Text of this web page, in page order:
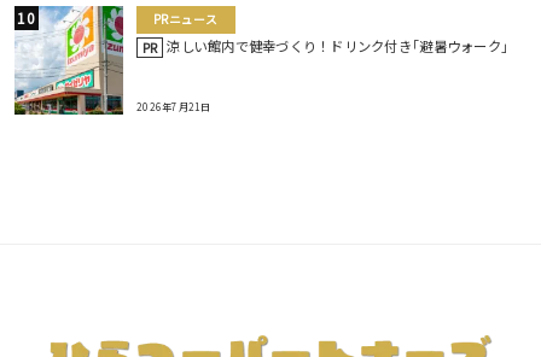
PRニュース
PR 涼しい館内で健幸づくり！ドリンク付き｢避暑ウォーク｣
2026年7月21日